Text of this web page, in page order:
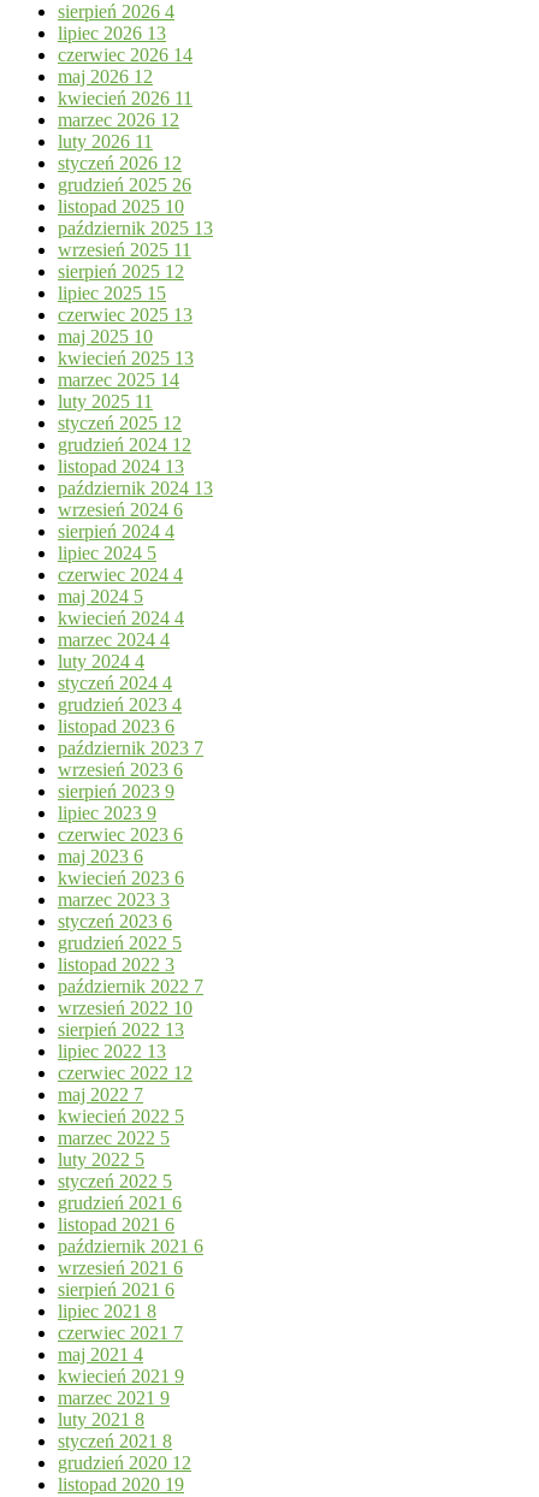
sierpień 2026 4
lipiec 2026 13
czerwiec 2026 14
maj 2026 12
kwiecień 2026 11
marzec 2026 12
luty 2026 11
styczeń 2026 12
grudzień 2025 26
listopad 2025 10
październik 2025 13
wrzesień 2025 11
sierpień 2025 12
lipiec 2025 15
czerwiec 2025 13
maj 2025 10
kwiecień 2025 13
marzec 2025 14
luty 2025 11
styczeń 2025 12
grudzień 2024 12
listopad 2024 13
październik 2024 13
wrzesień 2024 6
sierpień 2024 4
lipiec 2024 5
czerwiec 2024 4
maj 2024 5
kwiecień 2024 4
marzec 2024 4
luty 2024 4
styczeń 2024 4
grudzień 2023 4
listopad 2023 6
październik 2023 7
wrzesień 2023 6
sierpień 2023 9
lipiec 2023 9
czerwiec 2023 6
maj 2023 6
kwiecień 2023 6
marzec 2023 3
styczeń 2023 6
grudzień 2022 5
listopad 2022 3
październik 2022 7
wrzesień 2022 10
sierpień 2022 13
lipiec 2022 13
czerwiec 2022 12
maj 2022 7
kwiecień 2022 5
marzec 2022 5
luty 2022 5
styczeń 2022 5
grudzień 2021 6
listopad 2021 6
październik 2021 6
wrzesień 2021 6
sierpień 2021 6
lipiec 2021 8
czerwiec 2021 7
maj 2021 4
kwiecień 2021 9
marzec 2021 9
luty 2021 8
styczeń 2021 8
grudzień 2020 12
listopad 2020 19